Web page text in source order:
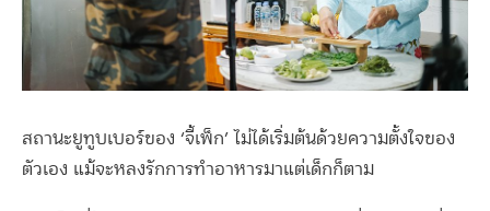
สถานะยูทูบเบอร์ของ ‘จี้เพ็ก’ ไม่ได้เริ่มต้นด้วยความตั้งใจของ
ตัวเอง แม้จะหลงรักการทำอาหารมาแต่เด็กก็ตาม